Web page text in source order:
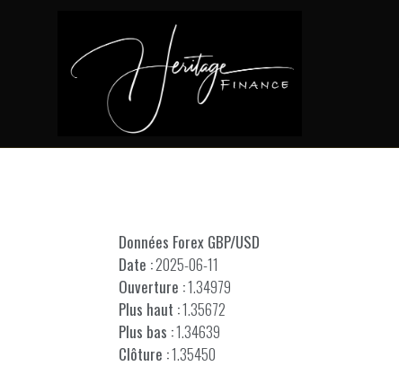
Données Forex GBP/USD
Date :2025-06-11
Ouverture :1.34979
Plus haut :1.35672
Plus bas :1.34639
Clôture :1.35450